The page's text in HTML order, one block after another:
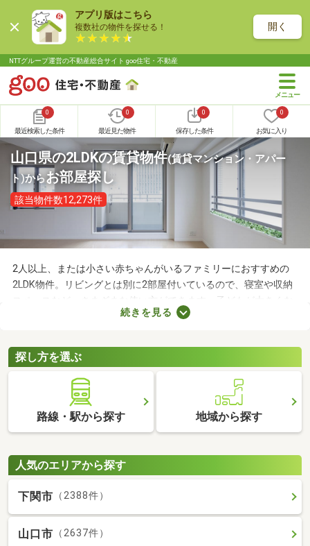
アプリ版はこちら
複数社の物件を探せる！ 開く
NTTグループ運営の不動産総合サイト goo住宅・不動産
0
最近検索した条件
0
最近見た物件
0
保存した条件
0
お気に入り
山口県の2LDKの賃貸物件(賃貸マンション・アパー
ト)からお部屋探し
該当物件数12,273件
2人以上、または小さい赤ちゃんがいるファミリーにおすすめの
2LDK物件。リビングとは別に2部屋付いているので、寝室や収納
スペースなど、さまざまな使い方ができます。子どもが大きくな
れば子ども部屋にもできるので、長く住めることも魅力です。こ
チェックして、希望にぴったりな物件を見つけましょう。
続きを見る
探し方を選ぶ
路線・駅から探す 地域から探す
人気のエリアから探す
下関市 （2388件）
山口市 （2637件）